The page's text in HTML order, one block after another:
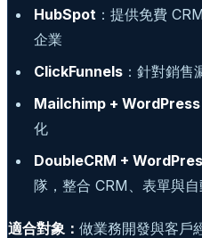
HubSpot ：提供免費
企業
ClickFunnels：針對銷售
Mailchimp + WordPress
化
DoubleCRM +
隊，整合 CRM、表單與
適合對象： 做業務開發與客戶